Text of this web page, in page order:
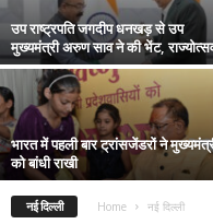
उप राष्ट्रपति जगदीप धनखड़ से उप
मुख्यमंत्री अरुण साव ने की भेंट,
भारत में पहली बार ट्रांसजेंडरों ने
को बांधी राखी
नई दिल्ली Home नई दिल्ली